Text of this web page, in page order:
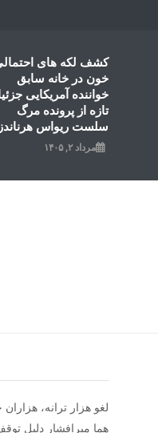
کشف لکه های
خون در خانه سابق
خواننده آمریکایی
تازه از پرونده مرگ
سلست ریواس هرناندز
مرداد ۲, ۱۴۰۵
لغو هزار ترانه،
هما میرافشار دلیل